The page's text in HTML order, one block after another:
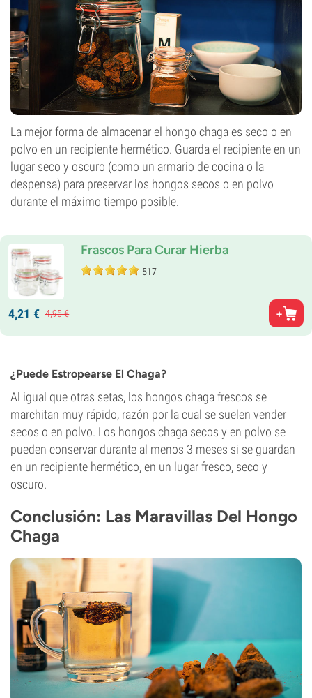
La mejor forma de almacenar el hongo chaga es seco o en
polvo en un recipiente hermético. Guarda el recipiente en un
lugar seco y oscuro (como un armario de cocina o la
despensa) para preservar los hongos secos o en polvo
durante el máximo tiempo posible.
Frascos Para Curar Hierba
517
4,21 € 4,95€
¿Puede Estropearse El Chaga?
Al igual que otras setas, los hongos chaga frescos se
marchitan muy rápido, razón por la cual se suelen vender
secos o en polvo. Los hongos chaga secos y en polvo se
pueden conservar durante al menos 3 meses si se guardan
en un recipiente hermético, en un lugar fresco, seco y
oscuro.
Conclusión: Las Maravillas Del Hongo
Chaga